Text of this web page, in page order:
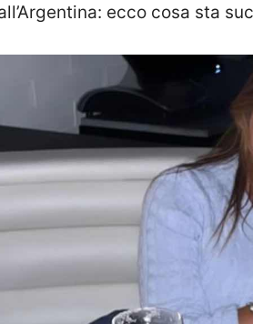
ecco cosa sta